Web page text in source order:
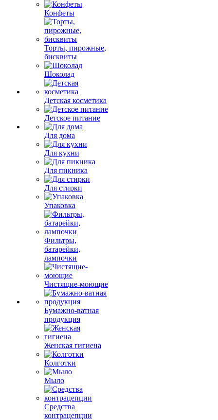
Конфеты
Торты, пирожные,
бисквиты
Шоколад
Детская косметика
Детское питание
Для дома
Для кухни
Для пикника
Для стирки
Упаковка
Фильтры,
батарейки,
лампочки
Чистящие-моющие
Бумажно-ватная
продукция
Женская гигиена
Колготки
Мыло
Средства
контрацепции